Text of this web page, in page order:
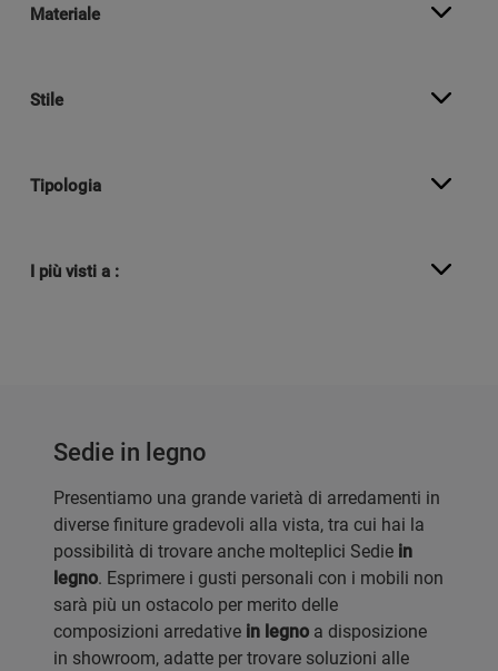
Materiale
Stile
Tipologia
I più visti a :
Sedie in legno
Presentiamo una grande varietà di arredamenti in
diverse finiture gradevoli alla vista, tra cui hai la
possibilità di trovare anche molteplici Sedie in
legno. Esprimere i gusti personali con i mobili non
sarà più un ostacolo per merito delle
composizioni arredative in legno a disposizione
in showroom, adatte per trovare soluzioni alle